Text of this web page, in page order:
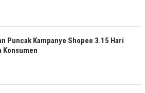
Puncak Kampanye Shopee 3.15 Hari
Konsumen